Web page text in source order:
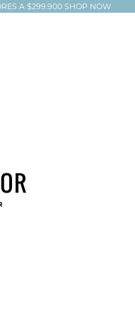
A $299.900 SHOP NOW